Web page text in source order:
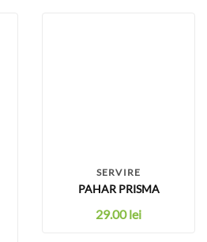
SERVIRE
PAHAR PRISMA
29.00lei